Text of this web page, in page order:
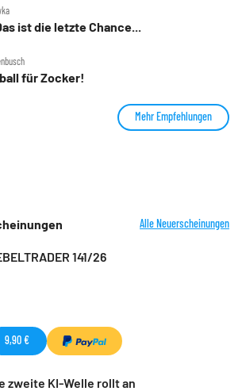
ist die letzte Chance...
für Zocker!
Mehr Empfehlungen
Alle Neuerscheinungen
141/26
9,90 €
zweite KI-Welle rollt an